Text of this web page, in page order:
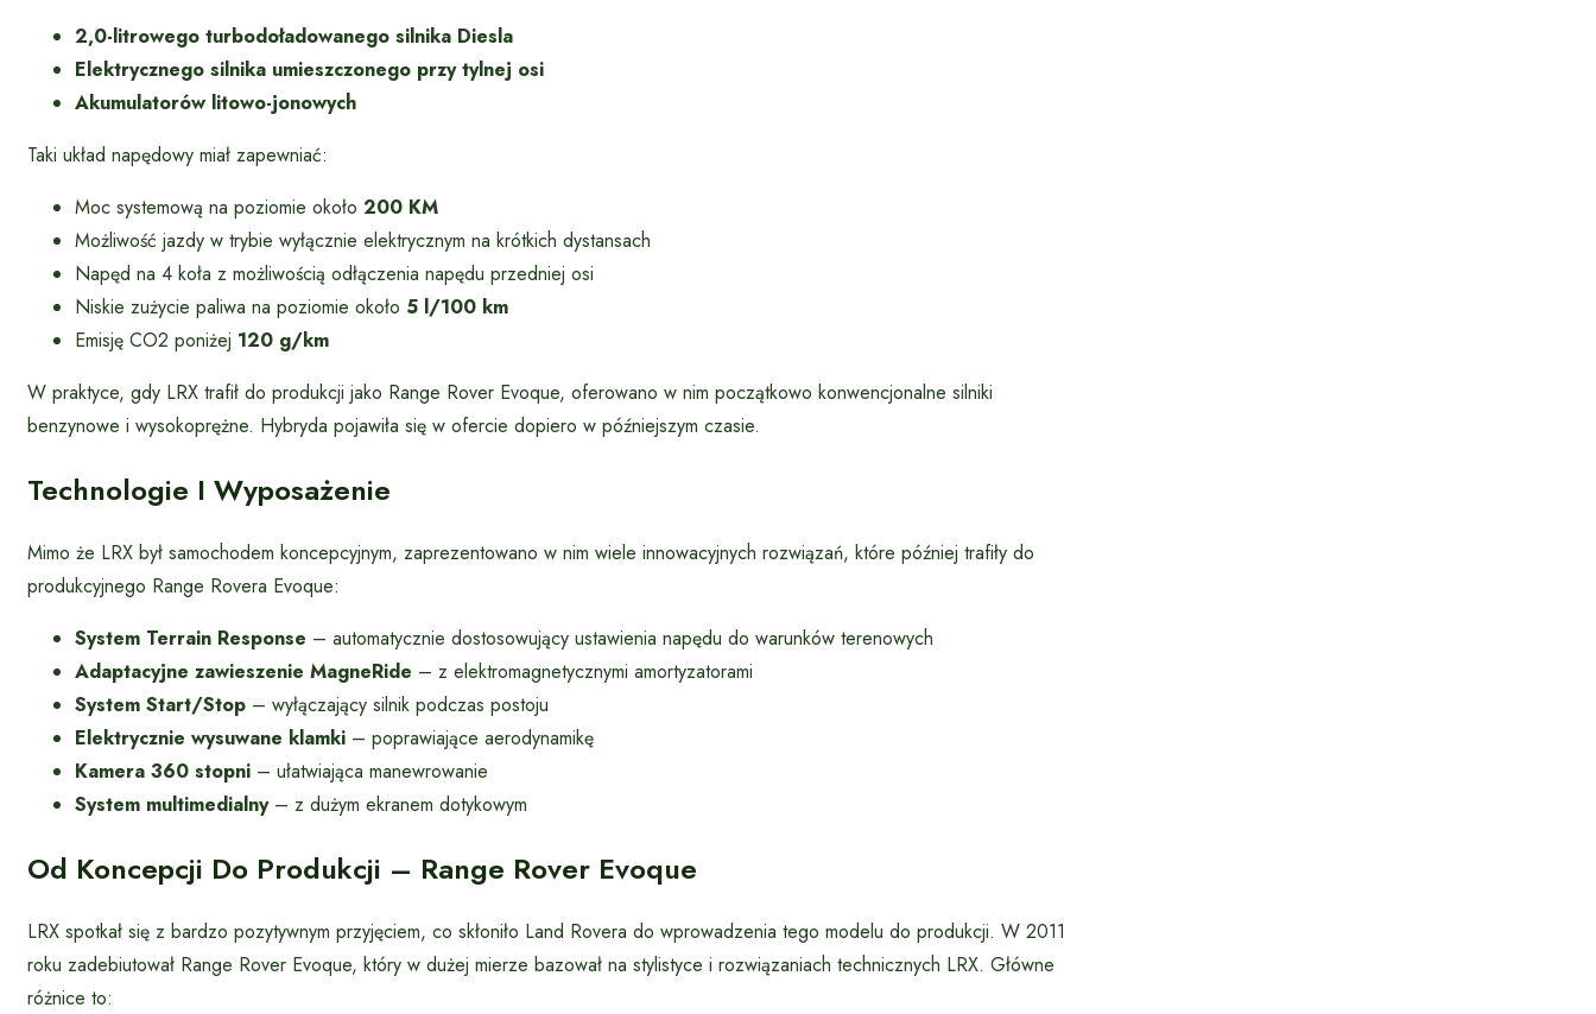
2,0-litrowego turbodoładowanego silnika Diesla
Elektrycznego silnika umieszczonego przy tylnej osi
Akumulatorów litowo-jonowych
Taki układ napędowy miał zapewniać:
Moc systemową na poziomie około 200 KM
Możliwość jazdy w trybie wyłącznie elektrycznym na krótkich dystansach
Napęd na 4 koła z możliwością odłączenia napędu przedniej osi
Niskie zużycie paliwa na poziomie około 5 l/100 km
Emisję CO2 poniżej 120 g/km
W praktyce, gdy LRX trafił do produkcji jako Range Rover Evoque, oferowano w nim początkowo konwencjonalne silniki
benzynowe i wysokoprężne. Hybryda pojawiła się w ofercie dopiero w późniejszym czasie.
Technologie I Wyposażenie
Mimo że LRX był samochodem koncepcyjnym, zaprezentowano w nim wiele innowacyjnych rozwiązań, które później trafiły do
produkcyjnego Range Rovera Evoque:
System Terrain Response – automatycznie dostosowujący ustawienia napędu do warunków terenowych
Adaptacyjne zawieszenie MagneRide – z elektromagnetycznymi amortyzatorami
System Start/Stop – wyłączający silnik podczas postoju
Elektrycznie wysuwane klamki – poprawiające aerodynamikę
Kamera 360 stopni – ułatwiająca manewrowanie
System multimedialny– z dużym ekranem dotykowym
Od Koncepcji Do Produkcji – Range Rover Evoque
LRX spotkał się z bardzo pozytywnym przyjęciem, co skłoniło Land Rovera do wprowadzenia tego modelu do produkcji. W 2011
roku zadebiutował Range Rover Evoque, który w dużej mierze bazował na stylistyce i rozwiązaniach technicznych LRX. Główne
różnice to: